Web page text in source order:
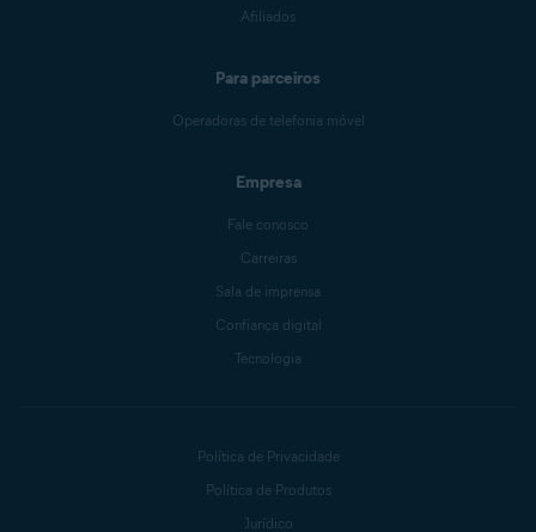
Afiliados
Para parceiros
Operadoras de telefonia móvel
Empresa
Fale conosco
Carreiras
Sala de imprensa
Confiança digital
Tecnologia
Política de Privacidade
Política de Produtos
Jurídico